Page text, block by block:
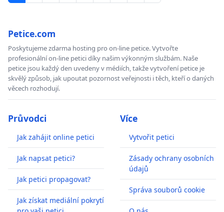
Petice.com
Poskytujeme zdarma hosting pro on-line petice. Vytvořte
profesionální on-line petici díky našim výkonným službám. Naše
petice jsou každý den uvedeny v médiích, takže vytvoření petice je
skvělý způsob, jak upoutat pozornost veřejnosti i těch, kteří o daných
věcech rozhodují.
Průvodci
Jak zahájit online petici
Jak napsat petici?
Jak petici propagovat?
Jak získat mediální pokrytí
Více
Vytvořit petici
Zásady ochrany osobních
údajů
Správa souborů cookie